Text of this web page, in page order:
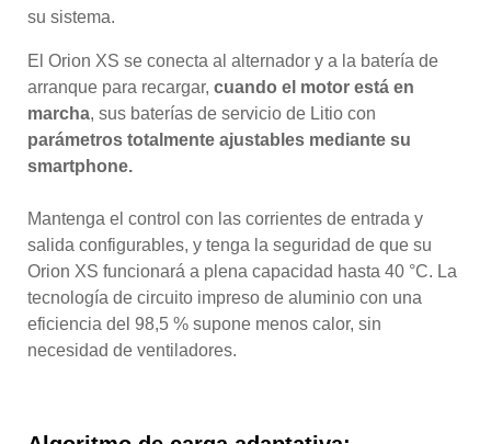
su sistema.
El Orion XS se conecta al alternador y a la batería de
arranque para recargar, cuando el motor está en
marcha, sus baterías de servicio de Litio con
parámetros totalmente ajustables mediante su
smartphone.
Mantenga el control con las corrientes de entrada y
salida configurables, y tenga la seguridad de que su
Orion XS funcionará a plena capacidad hasta 40 °C. La
tecnología de circuito impreso de aluminio con una
eficiencia del 98,5 % supone menos calor, sin
necesidad de ventiladores.